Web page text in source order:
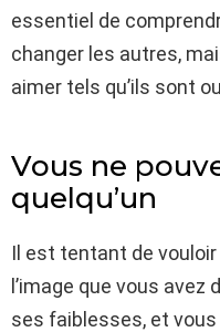
essentiel de
changer les autres,
aimer tels qu’ils sont
Vous ne
quelqu’un
Il est tentant de vouloir
l’image que vous
ses faiblesses, et vous